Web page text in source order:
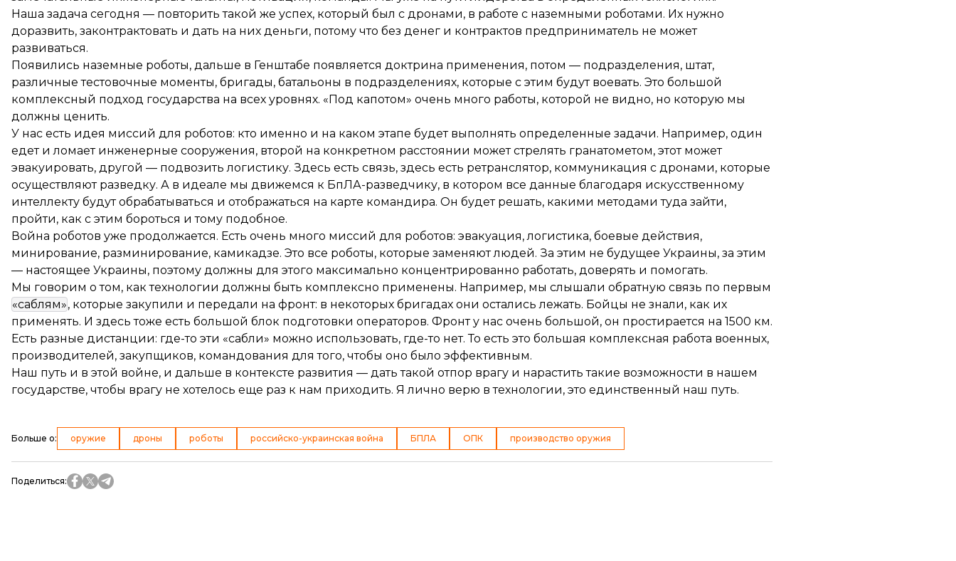
Наша задача сегодня — повторить такой же успех, который был с дронами, в работе с наземными роботами. Их нужно
доразвить, законтрактовать и дать на них деньги, потому что без денег и контрактов предприниматель не может
развиваться.
Появились наземные роботы, дальше в Генштабе появляется доктрина применения, потом — подразделения, штат,
различные тестовочные моменты, бригады, батальоны в подразделениях, которые с этим будут воевать. Это большой
комплексный подход государства на всех уровнях. «Под капотом» очень много работы, которой не видно, но которую мы
должны ценить.
У нас есть идея миссий для роботов: кто именно и на каком этапе будет выполнять определенные задачи. Например, один
едет и ломает инженерные сооружения, второй на конкретном расстоянии может стрелять гранатометом, этот может
эвакуировать, другой — подвозить логистику. Здесь есть связь, здесь есть ретранслятор, коммуникация с дронами, которые
осуществляют разведку. А в идеале мы движемся к БпЛА-разведчику, в котором все данные благодаря искусственному
интеллекту будут обрабатываться и отображаться на карте командира. Он будет решать, какими методами туда зайти,
пройти, как с этим бороться и тому подобное.
Война роботов уже продолжается. Есть очень много миссий для роботов: эвакуация, логистика, боевые действия,
минирование, разминирование, камикадзе. Это все роботы, которые заменяют людей. За этим не будущее Украины, за этим
— настоящее Украины, поэтому должны для этого максимально концентрированно работать, доверять и помогать.
Мы говорим о том, как технологии должны быть комплексно применены. Например, мы слышали обратную связь по первым
«саблям», которые закупили и передали на фронт: в некоторых бригадах они остались лежать. Бойцы не знали, как их
применять. И здесь тоже есть большой блок подготовки операторов. Фронт у нас очень большой, он простирается на 1500 км.
Есть разные дистанции: где-то эти «сабли» можно использовать, где-то нет. То есть это большая комплексная работа военных,
производителей, закупщиков, командования для того, чтобы оно было эффективным.
Наш путь и в этой войне, и дальше в контексте развития — дать такой отпор врагу и нарастить такие возможности в нашем
государстве, чтобы врагу не хотелось еще раз к нам приходить. Я лично верю в технологии, это единственный наш путь.
Больше о: оружие дроны роботы российско-украинская война БПЛА ОПК производство оружия
Поделиться: